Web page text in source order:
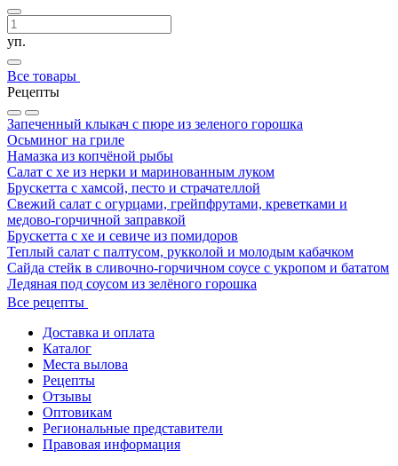
уп.
Все товары
Рецепты
Запеченный клыкач с пюре из зеленого горошка
Осьминог на гриле
Намазка из копчёной рыбы
Салат с хе из нерки и маринованным луком
Брускетта с хамсой, песто и страчателлой
Свежий салат с огурцами, грейпфрутами, креветками и
медово-горчичной заправкой
Брускетта с хе и севиче из помидоров
Теплый салат с палтусом, рукколой и молодым кабачком
Сайда стейк в сливочно-горчичном соусе с укропом и бататом
Ледяная под соусом из зелёного горошка
Все рецепты
Доставка и оплата
Каталог
Места вылова
Рецепты
Отзывы
Оптовикам
Региональные представители
Правовая информация